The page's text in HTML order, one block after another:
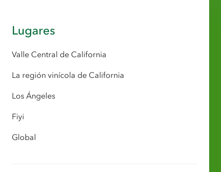
Lugares
Valle Central de California
La región vinícola de California
Los Ángeles
Fiyi
Global